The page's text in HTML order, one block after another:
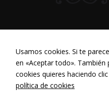
Usamos cookies. Si te
en «Aceptar todo». También
cookies quieres haciendo
política de cookies